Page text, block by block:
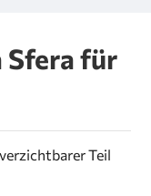
Sfera für
Teil